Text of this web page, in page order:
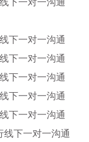
下一对一沟通
下一对一沟通
下一对一沟通
下一对一沟通
下一对一沟通
下一对一沟通
线下一对一沟通